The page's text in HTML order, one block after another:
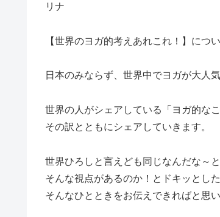
リナ
【世界のヨガ的考えあれこれ！】につ
日本のみならず、世界中でヨガが大人
世界の人がシェアしている「ヨガ的な
その訳とともにシェアしていきます。
世界ひろしと言えども同じなんだな～
そんな視点があるのか！とドキッとし
そんなひとときをお伝えできればと思い